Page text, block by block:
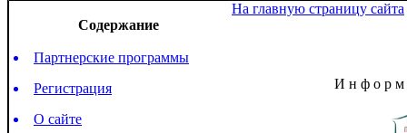
Содержание
Партнерские программы
Регистрация
О сайте
На главную страницу сайта
И н ф о р м